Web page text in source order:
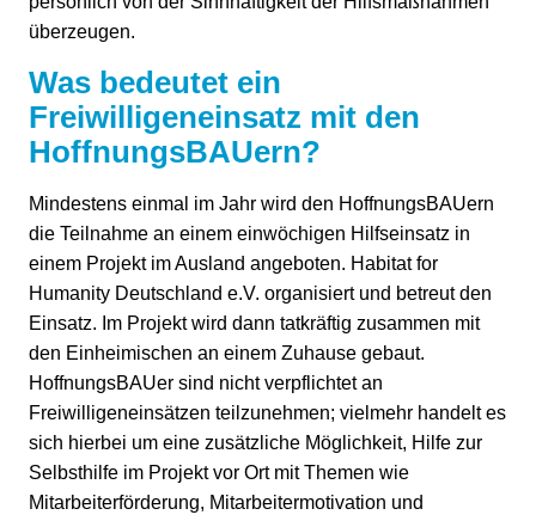
überzeugen.
Was bedeutet ein
Freiwilligeneinsatz mit den
HoffnungsBAUern?
Mindestens einmal im Jahr wird den HoffnungsBAUern
die Teilnahme an einem einwöchigen Hilfseinsatz in
einem Projekt im Ausland angeboten. Habitat for
Humanity Deutschland e.V. organisiert und betreut den
Einsatz. Im Projekt wird dann tatkräftig zusammen mit
den Einheimischen an einem Zuhause gebaut.
HoffnungsBAUer sind nicht verpflichtet an
Freiwilligeneinsätzen teilzunehmen; vielmehr handelt es
sich hierbei um eine zusätzliche Möglichkeit, Hilfe zur
Selbsthilfe im Projekt vor Ort mit Themen wie
Mitarbeiterförderung, Mitarbeitermotivation und